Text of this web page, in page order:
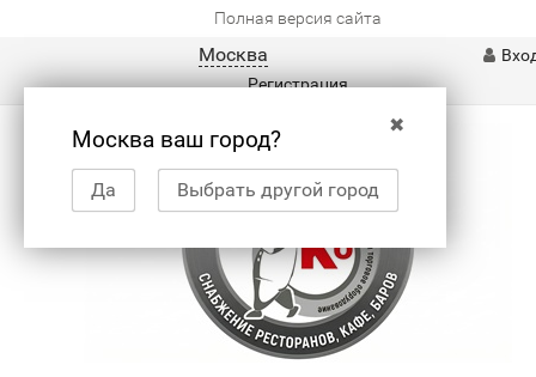
Полная версия сайта
Москва
✖
Москва ваш город?
Да Выбрать другой город
Регистрация